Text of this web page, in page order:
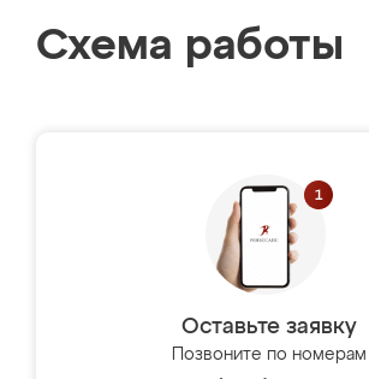
Схема работы
Оставьте заявку
Позвоните по номерам